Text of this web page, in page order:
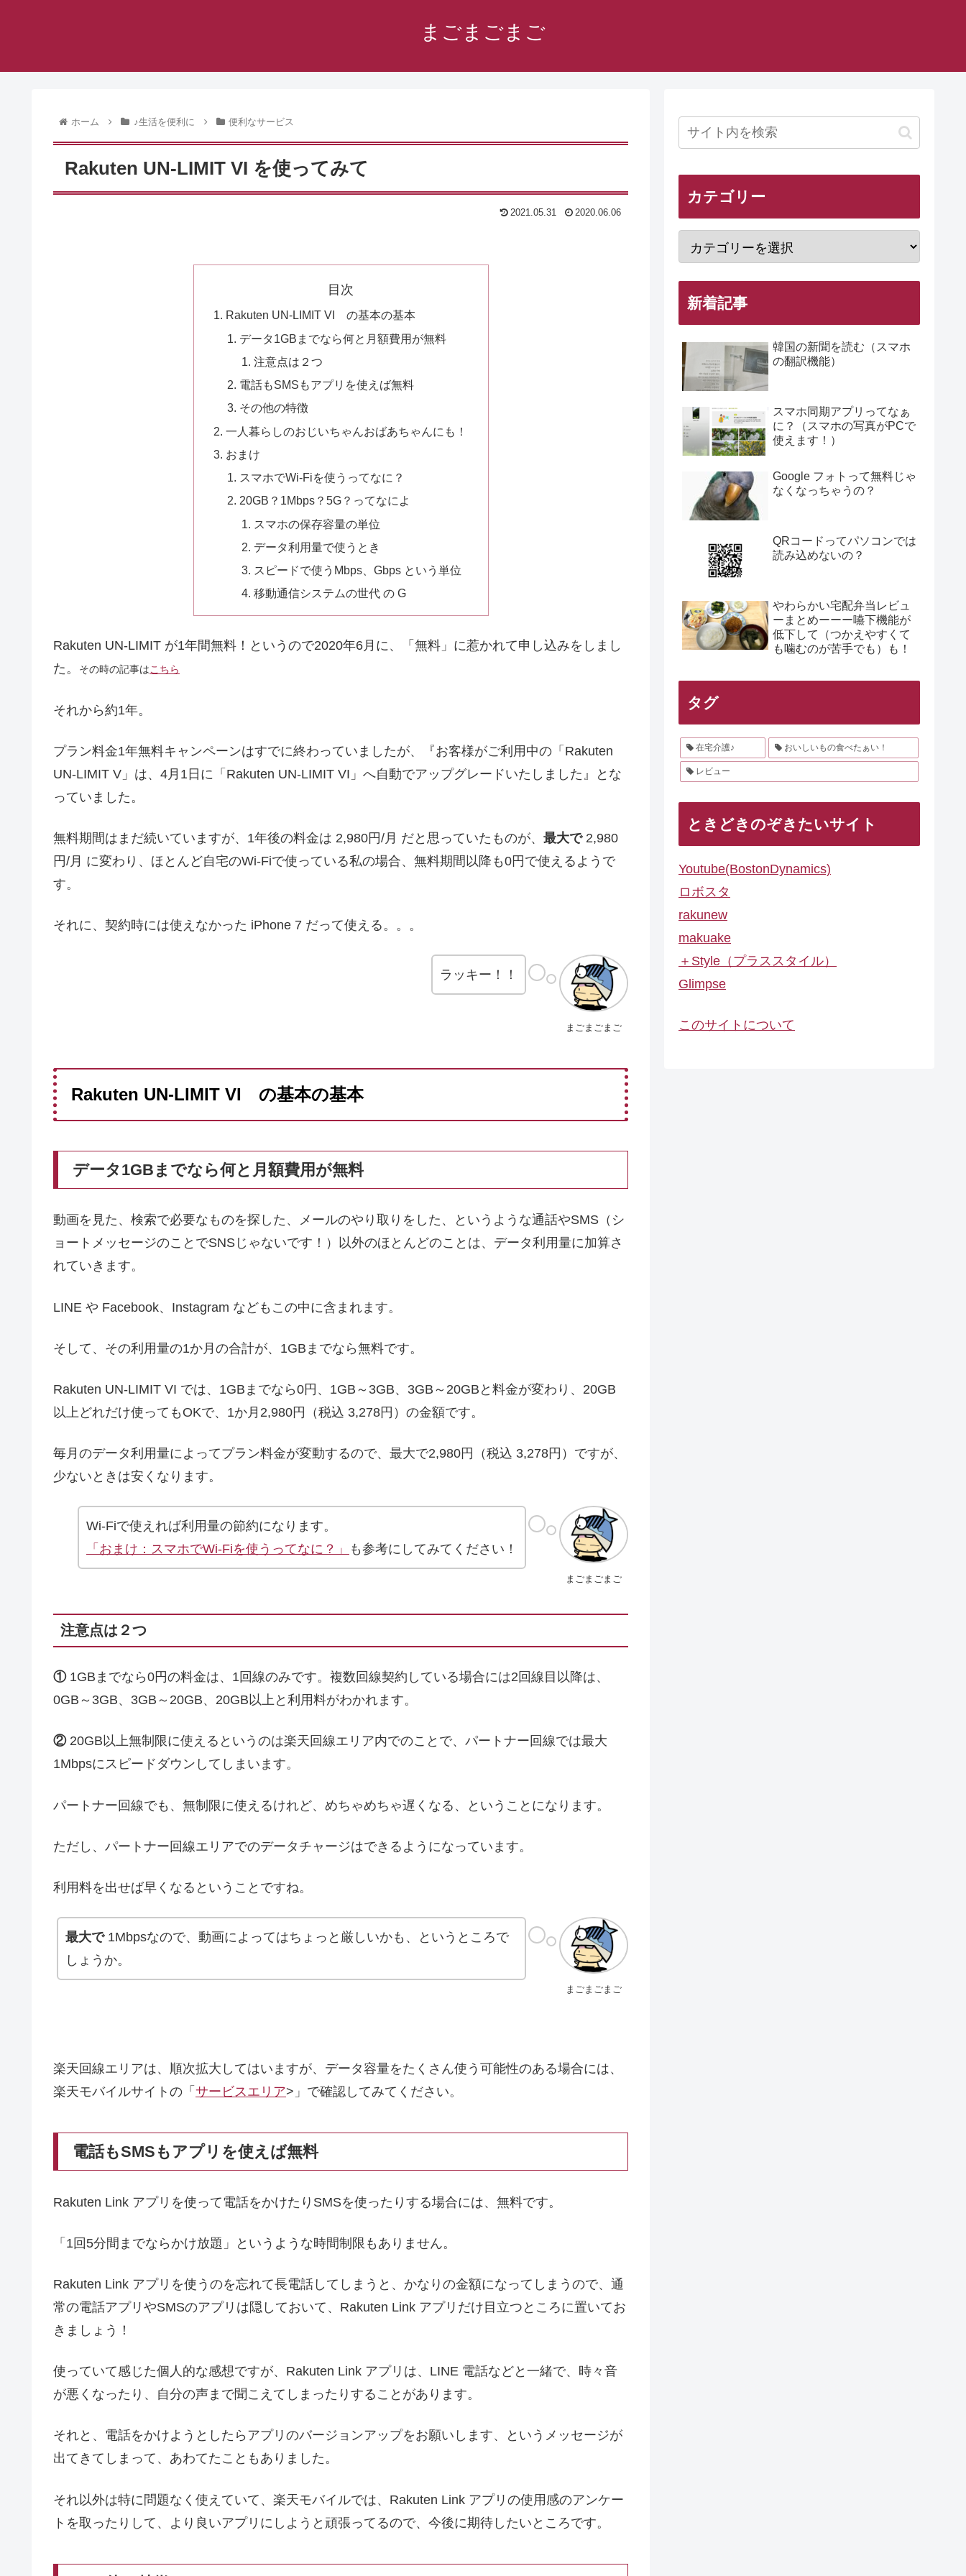
まごまごまご
ホーム ♪生活を便利に 便利なサービス
Rakuten UN-LIMIT VI を使ってみて
2021.05.31 2020.06.06
目次
Rakuten UN-LIMIT VI の基本の基本
データ1GBまでなら何と月額費用が無料
注意点は２つ
電話もSMSもアプリを使えば無料
その他の特徴
一人暮らしのおじいちゃんおばあちゃんにも！
おまけ
スマホでWi-Fiを使うってなに？
20GB？1Mbps？5G？ってなによ
スマホの保存容量の単位
データ利用量で使うとき
スピードで使うMbps、Gbps という単位
移動通信システムの世代 の G
Rakuten UN-LIMIT が1年間無料！というので2020年6月に、「無料」に惹かれて申し込みをしまし
た。
その時の記事はこちら
それから約1年。
プラン料金1年無料キャンペーンはすでに終わっていましたが、『お客様がご利用中の「Rakuten
UN-LIMIT V」は、4月1日に「Rakuten UN-LIMIT VI」へ自動でアップグレードいたしました』とな
っていました。
無料期間はまだ続いていますが、1年後の料金は 2,980円/月 だと思っていたものが、 最大で2,980
円/月 に変わり、ほとんど自宅のWi-Fiで使っている私の場合、無料期間以降も0円で使えるようで
す。
それに、契約時には使えなかった iPhone 7 だって使える。。。
まごまごまご
ラッキー！！
Rakuten UN-LIMIT VI の基本の基本
データ1GBまでなら何と月額費用が無料
動画を見た、検索で必要なものを探した、メールのやり取りをした、というような通話やSMS（シ
ョートメッセージのことでSNSじゃないです！）以外のほとんどのことは、データ利用量に加算さ
れていきます。
LINE や Facebook、Instagram などもこの中に含まれます。
そして、その利用量の1か月の合計が、1GBまでなら無料です。
Rakuten UN-LIMIT VI では、1GBまでなら0円、1GB～3GB、3GB～20GBと料金が変わり、20GB
以上どれだけ使ってもOKで、1か月2,980円（税込 3,278円）の金額です。
毎月のデータ利用量によってプラン料金が変動するので、最大で2,980円（税込 3,278円）ですが、
少ないときは安くなります。
まごまごまご
Wi-Fiで使えれば利用量の節約になります。
「おまけ：スマホでWi-Fiを使うってなに？」
も参考にしてみてください！
注意点は２つ
①1GBまでなら0円の料金は、1回線のみです。複数回線契約している場合には2回線目以降は、
0GB～3GB、3GB～20GB、20GB以上と利用料がわかれます。
②20GB以上無制限に使えるというのは楽天回線エリア内でのことで、パートナー回線では最大
1Mbpsにスピードダウンしてしまいます。
パートナー回線でも、無制限に使えるけれど、めちゃめちゃ遅くなる、ということになります。
ただし、パートナー回線エリアでのデータチャージはできるようになっています。
利用料を出せば早くなるということですね。
まごまごまご
最大で 1Mbpsなので、動画によってはちょっと厳しいかも、というところで
しょうか。
楽天回線エリアは、順次拡大してはいますが、データ容量をたくさん使う可能性のある場合には、
楽天モバイルサイトの「 サービスエリア>」で確認してみてください。
電話もSMSもアプリを使えば無料
Rakuten Link アプリを使って電話をかけたりSMSを使ったりする場合には、無料です。
「1回5分間までならかけ放題」というような時間制限もありません。
Rakuten Link アプリを使うのを忘れて長電話してしまうと、かなりの金額になってしまうので、通
常の電話アプリやSMSのアプリは隠しておいて、Rakuten Link アプリだけ目立つところに置いてお
きましょう！
使っていて感じた個人的な感想ですが、Rakuten Link アプリは、LINE 電話などと一緒で、時々音
が悪くなったり、自分の声まで聞こえてしまったりすることがあります。
それと、電話をかけようとしたらアプリのバージョンアップをお願いします、というメッセージが
出てきてしまって、あわてたこともありました。
それ以外は特に問題なく使えていて、楽天モバイルでは、Rakuten Link アプリの使用感のアンケー
トを取ったりして、より良いアプリにしようと頑張ってるので、今後に期待したいところです。
カテゴリー
新着記事
韓国の新聞を読む（スマホ
の翻訳機能）
スマホ同期アプリってなぁ
に？（スマホの写真がPCで
使えます！）
Google フォトって無料じゃ
なくなっちゃうの？
QRコードってパソコンでは
読み込めないの？
やわらかい宅配弁当レビュ
ーまとめーーー嚥下機能が
低下して（つかえやすくて
も噛むのが苦手でも）も！
タグ
在宅介護♪ おいしいもの食べたぁい！
レビュー
ときどきのぞきたいサイト
Youtube(BostonDynamics)
ロボスタ
rakunew
makuake
＋Style（プラススタイル）
Glimpse
このサイトについて